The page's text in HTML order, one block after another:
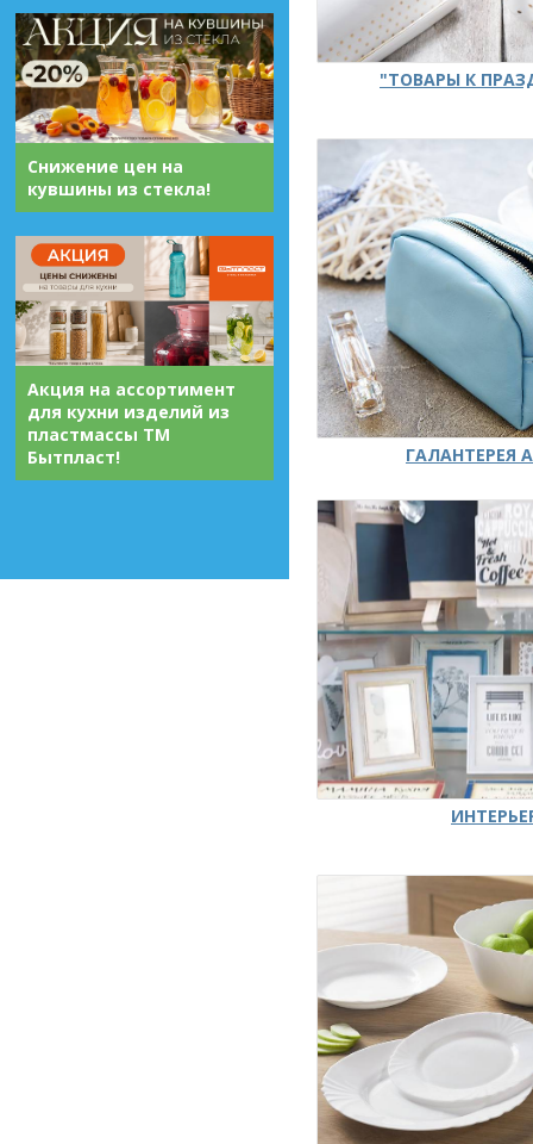
Снижение цен на
кувшины из стекла!
Акция на ассортимент
для кухни изделий из
пластмассы ТМ
Бытпласт!
"ТОВАРЫ К
ГАЛАНТЕРЕЯ